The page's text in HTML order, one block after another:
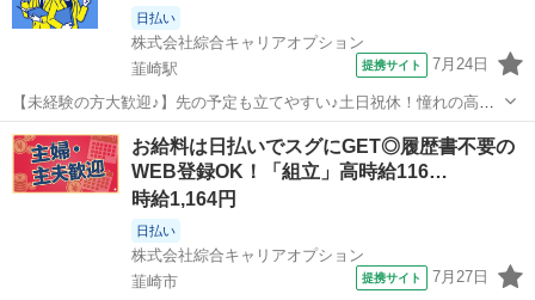
日払い
株式会社綜合キャリアオプション
韮崎駅
提携サイト 7月24日
【未経験の方大歓迎♪】先の予定も立てやすい♪土日祝休！憧れの高収
入Work！！ 半導体検査装置の組立・PC検査 【業務内容詳細】 駅近な
ので車なしでも通勤ラクラク！※駅からの送迎バスあり！土日祝休み
でプライベート充実！・...
山梨 韮崎市 韮崎駅 その他
お給料は日払いでスグにGET◎履歴書不要の
WEB登録OK！「組立」高時給116…
時給1,164円
日払い
株式会社綜合キャリアオプション
韮崎市
提携サイト 7月27日